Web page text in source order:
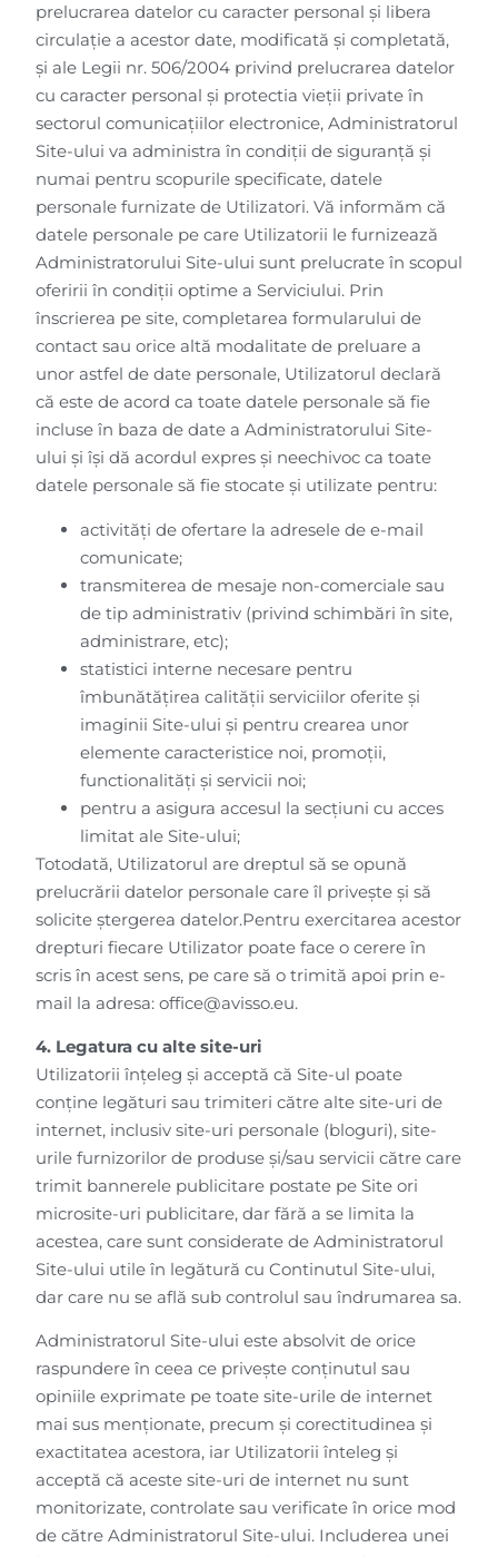
prelucrarea datelor cu caracter personal și libera
circulație a acestor date, modificată și completată,
și ale Legii nr. 506/2004 privind prelucrarea datelor
cu caracter personal și protectia vieții private în
sectorul comunicațiilor electronice, Administratorul
Site-ului va administra în condiții de siguranță și
numai pentru scopurile specificate, datele
personale furnizate de Utilizatori. Vă informăm că
datele personale pe care Utilizatorii le furnizează
Administratorului Site-ului sunt prelucrate în scopul
oferirii în condiţii optime a Serviciului. Prin
înscrierea pe site, completarea formularului de
contact sau orice altă modalitate de preluare a
unor astfel de date personale, Utilizatorul declară
că este de acord ca toate datele personale să fie
incluse în baza de date a Administratorului Site-
ului și își dă acordul expres și neechivoc ca toate
datele personale să fie stocate și utilizate pentru:
activități de ofertare la adresele de e-mail
comunicate;
transmiterea de mesaje non-comerciale sau
de tip administrativ (privind schimbări în site,
administrare, etc);
statistici interne necesare pentru
îmbunătățirea calității serviciilor oferite și
imaginii Site-ului și pentru crearea unor
elemente caracteristice noi, promoții,
functionalități și servicii noi;
pentru a asigura accesul la secțiuni cu acces
limitat ale Site-ului;
Totodată, Utilizatorul are dreptul să se opună
prelucrării datelor personale care îl privește și să
solicite ștergerea datelor.Pentru exercitarea acestor
drepturi fiecare Utilizator poate face o cerere în
scris în acest sens, pe care să o trimită apoi prin e-
mail la adresa: office@avisso.eu.
4. Legatura cu alte site-uri
Utilizatorii înțeleg și acceptă că Site-ul poate
conține legături sau trimiteri către alte site-uri de
internet, inclusiv site-uri personale (bloguri), site-
urile furnizorilor de produse și/sau servicii către care
trimit bannerele publicitare postate pe Site ori
microsite-uri publicitare, dar fără a se limita la
acestea, care sunt considerate de Administratorul
Site-ului utile în legătură cu Continutul Site-ului,
dar care nu se află sub controlul sau îndrumarea sa.
Administratorul Site-ului este absolvit de orice
raspundere în ceea ce privește conținutul sau
opiniile exprimate pe toate site-urile de internet
mai sus menționate, precum și corectitudinea și
exactitatea acestora, iar Utilizatorii înteleg și
acceptă că aceste site-uri de internet nu sunt
monitorizate, controlate sau verificate în orice mod
de către Administratorul Site-ului. Includerea unei